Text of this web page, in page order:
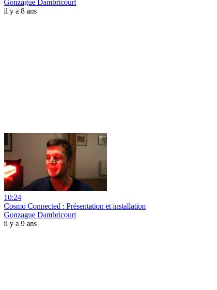
Gonzague Dambricourt
il y a 8 ans
10:24
Cosmo Connected : Présentation et installation
Gonzague Dambricourt
il y a 9 ans